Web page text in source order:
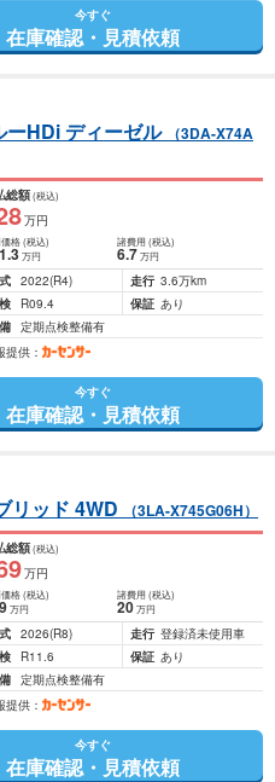
今すぐ
在庫確認・見積依頼
ーHDi ディーゼル （3DA-X74A
総額(税込)
万円
格(税込)
.3万円
諸費用 (税込)
6.7 万円
2022(R4) 走行 3.6万km
R09.4 保証 あり
定期点検整備有
提供：
今すぐ
在庫確認・見積依頼
リッド 4WD （3LA-X745G06H）
総額(税込)
万円
格(税込)
万円
諸費用 (税込)
20 万円
2026(R8) 走行 登録済未使用車
R11.6 保証 あり
定期点検整備有
提供：
今すぐ
在庫確認・見積依頼